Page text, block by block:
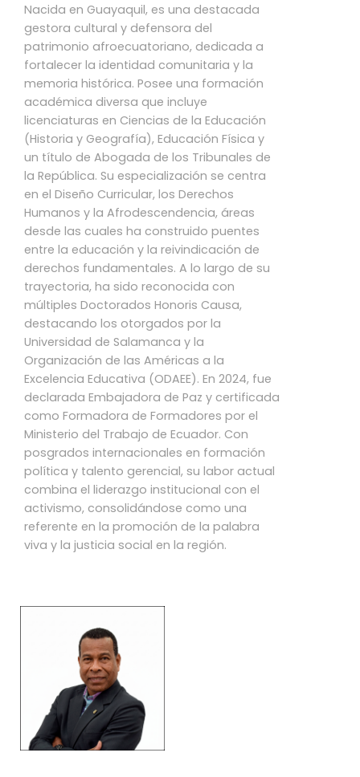
Nacida en Guayaquil, es una destacada
gestora cultural y defensora del
patrimonio afroecuatoriano, dedicada a
fortalecer la identidad comunitaria y la
memoria histórica. Posee una formación
académica diversa que incluye
licenciaturas en Ciencias de la Educación
(Historia y Geografía), Educación Física y
un título de Abogada de los Tribunales de
la República. Su especialización se centra
en el Diseño Curricular, los Derechos
Humanos y la Afrodescendencia, áreas
desde las cuales ha construido puentes
entre la educación y la reivindicación de
derechos fundamentales. A lo largo de su
trayectoria, ha sido reconocida con
múltiples Doctorados Honoris Causa,
destacando los otorgados por la
Universidad de Salamanca y la
Organización de las Américas a la
Excelencia Educativa (ODAEE). En 2024, fue
declarada Embajadora de Paz y certificada
como Formadora de Formadores por el
Ministerio del Trabajo de Ecuador. Con
posgrados internacionales en formación
política y talento gerencial, su labor actual
combina el liderazgo institucional con el
activismo, consolidándose como una
referente en la promoción de la palabra
viva y la justicia social en la región.